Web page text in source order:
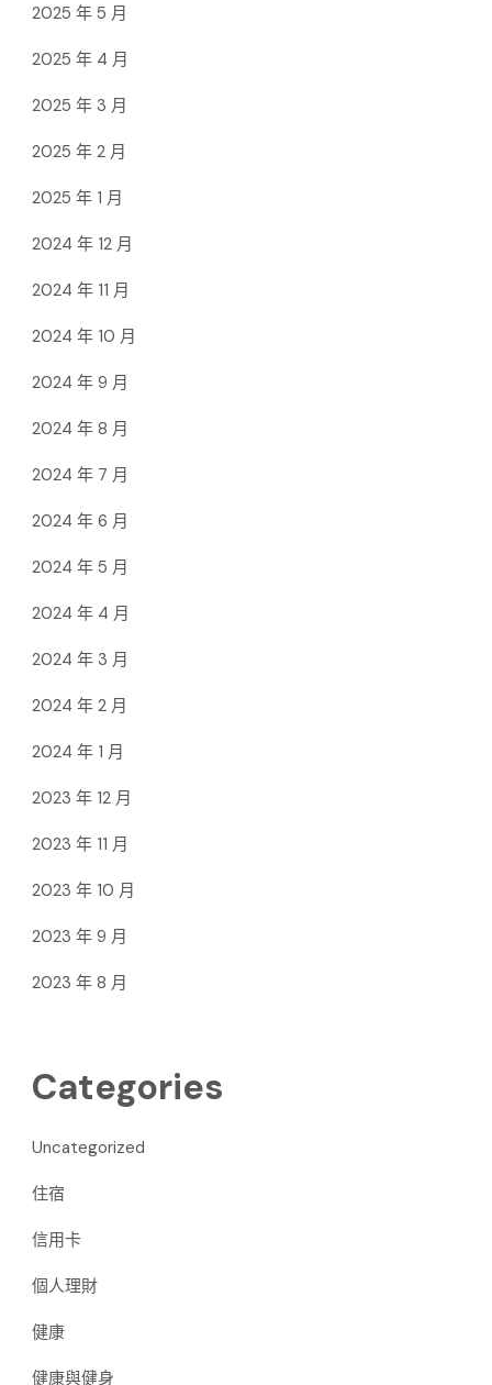
2025 年 5 月
2025 年 4 月
2025 年 3 月
2025 年 2 月
2025 年 1 月
2024 年 12 月
2024 年 11 月
2024 年 10 月
2024 年 9 月
2024 年 8 月
2024 年 7 月
2024 年 6 月
2024 年 5 月
2024 年 4 月
2024 年 3 月
2024 年 2 月
2024 年 1 月
2023 年 12 月
2023 年 11 月
2023 年 10 月
2023 年 9 月
2023 年 8 月
Categories
Uncategorized
住宿
信用卡
個人理財
健康
健康與健身